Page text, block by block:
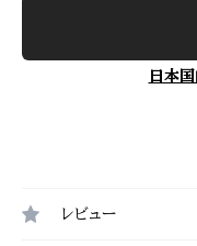
日本
レビュー